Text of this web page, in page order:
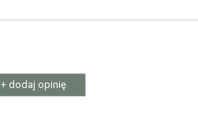
+ dodaj opinię